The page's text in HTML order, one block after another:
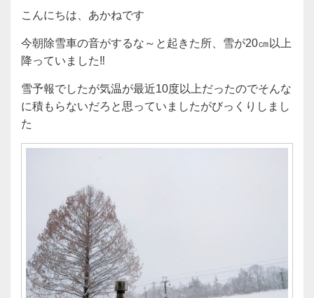
こんにちは、あかねです
今朝除雪車の音がするな～と起きた所、雪が20㎝以上
降っていました‼
雪予報でしたが気温が最近10度以上だったのでそんな
に積もらないだろと思っていましたがびっくりしまし
た